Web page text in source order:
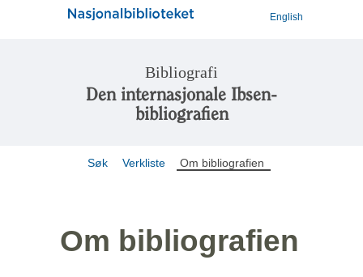
English
Bibliografi
Den internasjonale Ibsen-
bibliografien
Søk Verkliste Om bibliografien
Om bibliografien